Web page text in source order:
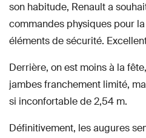
son habitude, Renault a
commandes physiques pour
éléments de sécurité.
Derrière, on est moins à la
jambes franchement limité,
si inconfortable de 2,54 m.
Définitivement, les augures